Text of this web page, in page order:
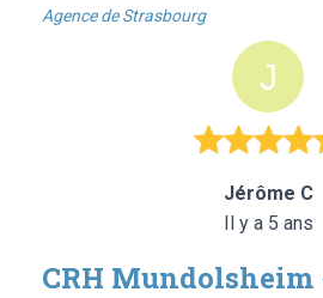
Agence de Strasbourg
Jérôme C
Il y a 5 ans
CRH Mundolsheim